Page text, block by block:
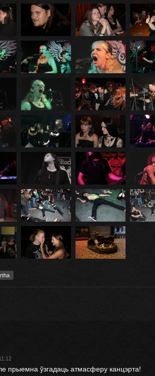
прыемна ўзгадаць атмасферу канцэрта!